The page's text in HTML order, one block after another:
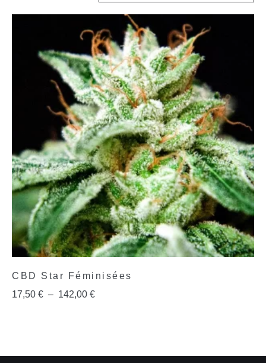
CBD Star Féminisées
17,50 € – 142,00 €